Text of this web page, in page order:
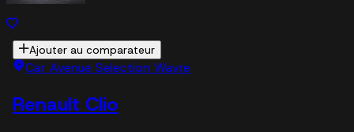
Ajouter au comparateur
Car Avenue Selection Wavre
Renault Clio